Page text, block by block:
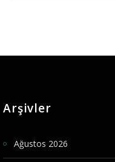
Arşivler
Ağustos 2026